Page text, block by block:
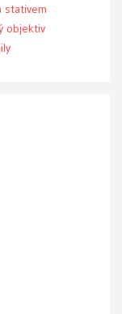
stativem
objektiv